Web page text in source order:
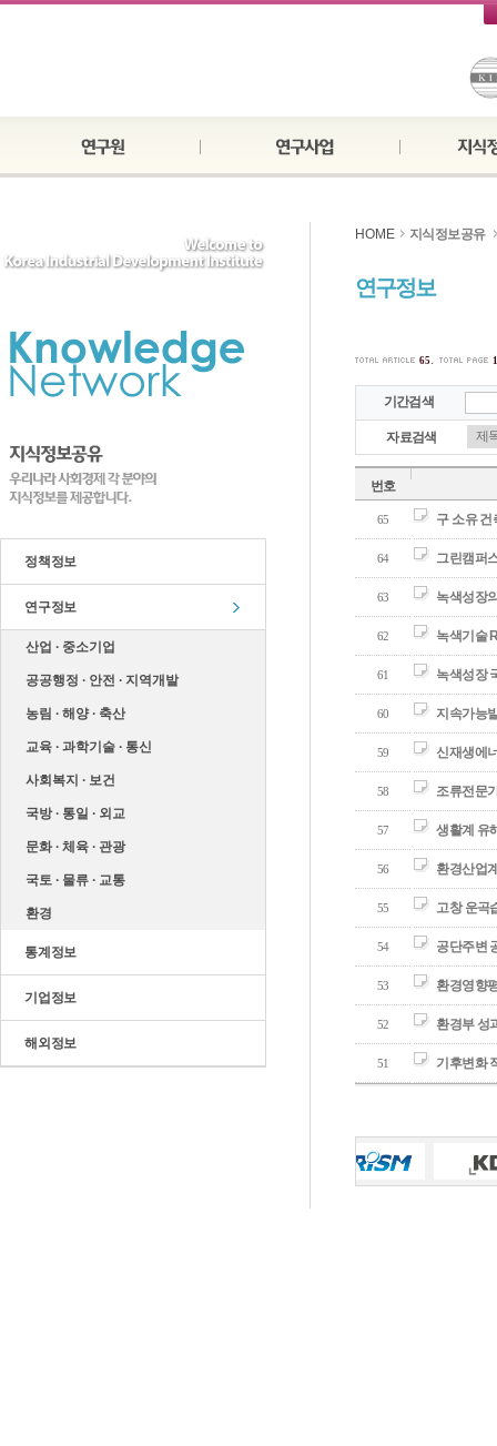
정책정보
연구정보
산업 ∙ 중소기업
공공행정 ∙ 안전 ∙ 지역개발
농림 ∙ 해양 ∙ 축산
교육 ∙ 과학기술 ∙ 통신
사회복지 ∙ 보건
국방 ∙ 통일 ∙ 외교
문화 ∙ 체육 ∙ 관광
국토 ∙ 물류 ∙ 교통
환경
통계정보
기업정보
해외정보
HOME 지식정보공유
연구정보
65.
기간검색
자료검색
번호
65 구 소유 건
64 그린캠퍼
63 녹색성장
62 녹색기술
61 녹색성장
60 지속가능
59 신재생에
58 조류전문
57 생활계 유
56 환경산업
55 고창 운곡
54 공단주변
53 환경영향
52 환경부 성
51 기후변화